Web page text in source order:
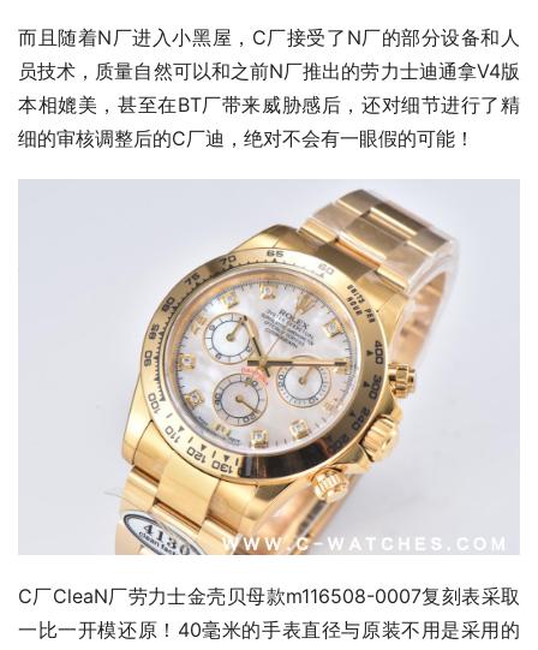
而且随着N厂进入小黑屋，C厂接受了N厂的部分设备和人
员技术，质量自然可以和之前N厂推出的劳力士迪通拿V4版
本相媲美，甚至在BT厂带来威胁感后，还对细节进行了精
细的审核调整后的C厂迪，绝对不会有一眼假的可能！
C厂CleaN厂劳力士金壳贝母款m116508-0007复刻表采取
一比一开模还原！40毫米的手表直径与原装不用是采用的